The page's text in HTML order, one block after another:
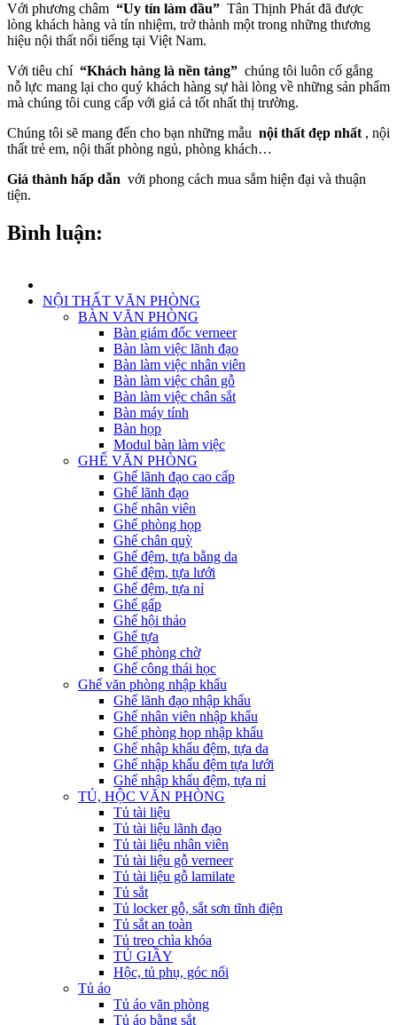
Với phương châm “Uy tín làm đầu” Tân Thịnh Phát đã được
lòng khách hàng và tín nhiệm, trở thành một trong những thương
hiệu nội thất nổi tiếng tại Việt Nam.
Với tiêu chí “Khách hàng là nền tảng” chúng tôi luôn cố gắng
nỗ lực mang lại cho quý khách hàng sự hài lòng về những sản phẩm
mà chúng tôi cung cấp với giá cả tốt nhất thị trường.
Chúng tôi sẽ mang đến cho bạn những mẫu nội thất đẹp nhất , nội
thất trẻ em, nội thất phòng ngủ, phòng khách…
Giá thành hấp dẫn với phong cách mua sắm hiện đại và thuận
tiện.
Bình luận:
NỘI THẤT VĂN PHÒNG
BÀN VĂN PHÒNG
Bàn giám đốc verneer
Bàn làm việc lãnh đạo
Bàn làm việc nhân viên
Bàn làm việc chân gỗ
Bàn làm việc chân sắt
Bàn máy tính
Bàn họp
Modul bàn làm việc
GHẾ VĂN PHÒNG
Ghế lãnh đạo cao cấp
Ghế lãnh đạo
Ghế nhân viên
Ghế phòng họp
Ghế chân quỳ
Ghế đệm, tựa bằng da
Ghế đệm, tựa lưới
Ghế đệm, tựa nỉ
Ghế gấp
Ghế hội thảo
Ghế tựa
Ghế phòng chờ
Ghế công thái học
Ghế văn phòng nhập khẩu
Ghế lãnh đạo nhập khẩu
Ghế nhân viên nhập khẩu
Ghế phòng họp nhập khẩu
Ghế nhập khẩu đệm, tựa da
Ghế nhập khẩu đệm tựa lưới
Ghế nhập khẩu đệm, tựa nỉ
TỦ, HỘC VĂN PHÒNG
Tủ tài liệu
Tủ tài liệu lãnh đạo
Tủ tài liệu nhân viên
Tủ tài liệu gỗ verneer
Tủ tài liệu gỗ lamilate
Tủ sắt
Tủ locker gỗ, sắt sơn tĩnh điện
Tủ sắt an toàn
Tủ treo chìa khóa
TỦ GIẦY
Hộc, tủ phụ, góc nối
Tủ áo
Tủ áo văn phòng
Tủ áo bằng sắt